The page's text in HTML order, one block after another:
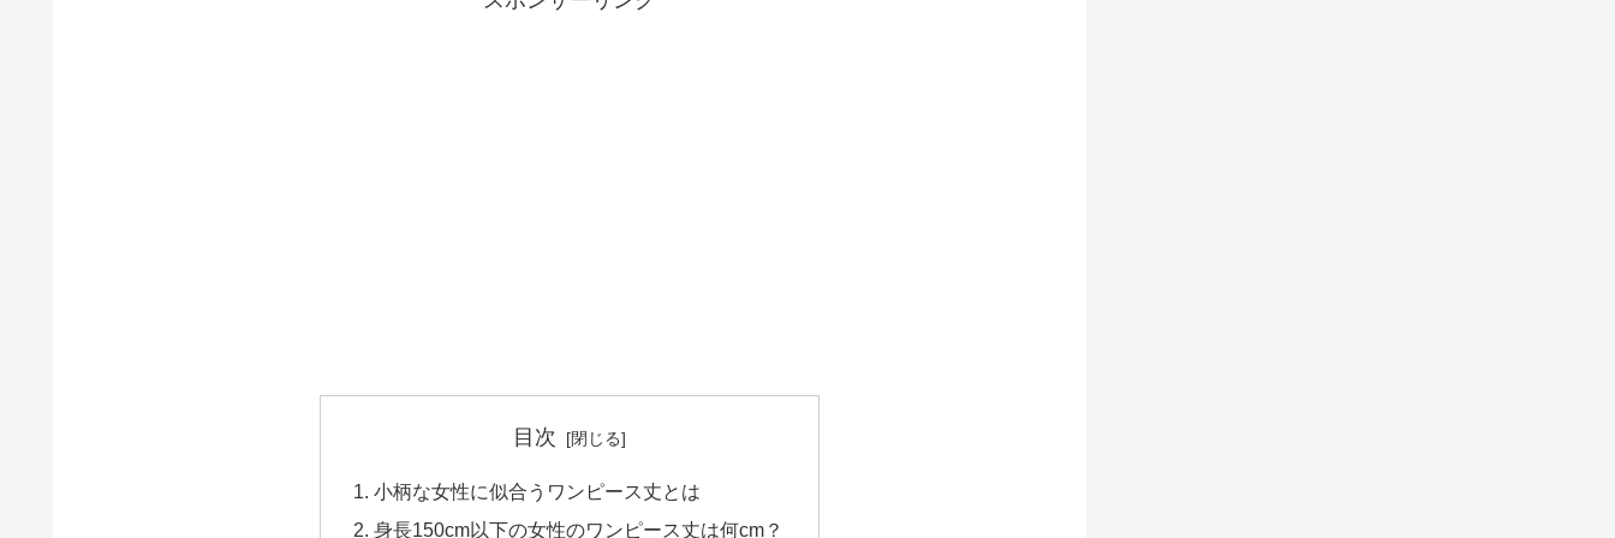
目次
小柄な女性に似合うワンピース丈とは
身長150cm以下の女性のワンピース丈は何cm？